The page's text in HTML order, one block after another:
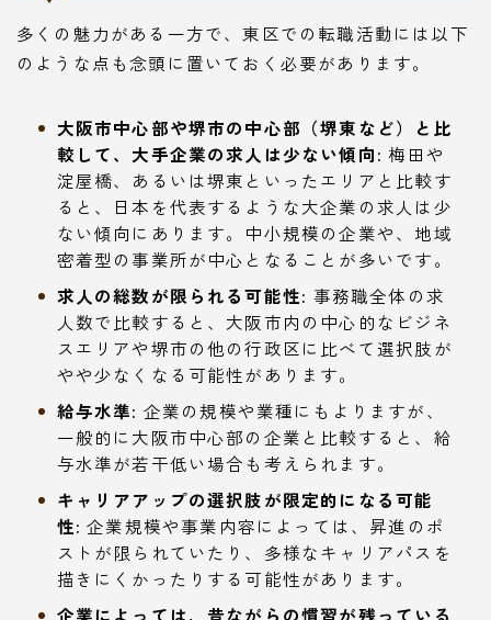
多くの魅力がある一方で、東区での転職活動には以下
のような点も念頭に置いておく必要があります。
大阪市中心部や堺市の中心部（堺東など）と比
較して、大手企業の求人は少ない傾向: 梅田や
淀屋橋、あるいは堺東といったエリアと比較す
ると、日本を代表するような大企業の求人は少
ない傾向にあります。中小規模の企業や、地域
密着型の事業所が中心となることが多いです。
求人の総数が限られる可能性: 事務職全体の求
人数で比較すると、大阪市内の中心的なビジネ
スエリアや堺市の他の行政区に比べて選択肢が
やや少なくなる可能性があります。
給与水準: 企業の規模や業種にもよりますが、
一般的に大阪市中心部の企業と比較すると、給
与水準が若干低い場合も考えられます。
キャリアアップの選択肢が限定的になる可能
性: 企業規模や事業内容によっては、昇進のポ
ストが限られていたり、多様なキャリアパスを
描きにくかったりする可能性があります。
企業によっては、昔ながらの慣習が残っている